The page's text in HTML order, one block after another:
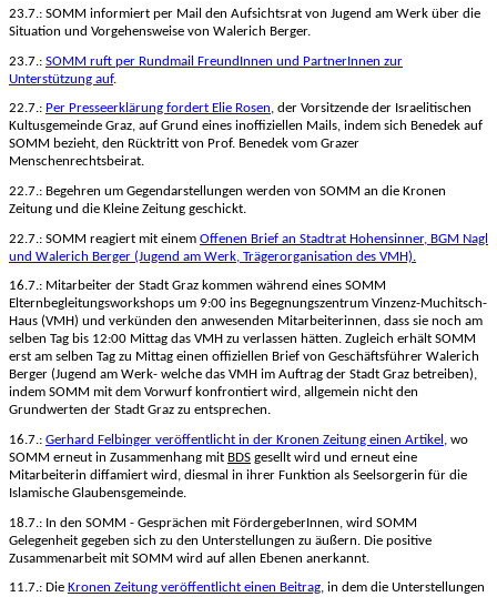
23.7.: SOMM informiert per Mail den Aufsichtsrat von Jugend am Werk über die
Situation und Vorgehensweise von Walerich Berger.
23.7.: SOMM ruft per Rundmail FreundInnen und PartnerInnen zur
Unterstützung auf.
22.7.: Per Presseerklärung fordert Elie Rosen, der Vorsitzende der Israelitischen
Kultusgemeinde Graz, auf Grund eines inoffiziellen Mails, indem sich Benedek auf
SOMM bezieht, den Rücktritt von Prof. Benedek vom Grazer
Menschenrechtsbeirat.
22.7.: Begehren um Gegendarstellungen werden von SOMM an die Kronen
Zeitung und die Kleine Zeitung geschickt.
22.7.: SOMM reagiert mit einem Offenen Brief an Stadtrat Hohensinner, BGM Nagl
und Walerich Berger (Jugend am Werk, Trägerorganisation des VMH).
16.7.: Mitarbeiter der Stadt Graz kommen während eines SOMM
Elternbegleitungsworkshops um 9:00 ins Begegnungszentrum Vinzenz-Muchitsch-
Haus (VMH) und verkünden den anwesenden Mitarbeiterinnen, dass sie noch am
selben Tag bis 12:00 Mittag das VMH zu verlassen hätten. Zugleich erhält SOMM
erst am selben Tag zu Mittag einen offiziellen Brief von Geschäftsführer Walerich
Berger (Jugend am Werk- welche das VMH im Auftrag der Stadt Graz betreiben),
indem SOMM mit dem Vorwurf konfrontiert wird, allgemein nicht den
Grundwerten der Stadt Graz zu entsprechen.
16.7.: Gerhard Felbinger veröffentlicht in der Kronen Zeitung einen Artikel , wo
SOMM erneut in Zusammenhang mit BDS gesellt wird und erneut eine
Mitarbeiterin diffamiert wird, diesmal in ihrer Funktion als Seelsorgerin für die
Islamische Glaubensgemeinde.
18.7.: In den SOMM - Gesprächen mit FördergeberInnen, wird SOMM
Gelegenheit gegeben sich zu den Unterstellungen zu äußern. Die positive
Zusammenarbeit mit SOMM wird auf allen Ebenen anerkannt.
11.7.: Die Kronen Zeitung veröffentlicht einen Beitrag, in dem die Unterstellungen